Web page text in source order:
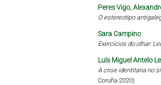
Peres Vigo,
O estereotipo
Sara Campino
Exercícios do olhar:
Luís Miguel Antelo
A crise identitaria no
Coruña 2020)